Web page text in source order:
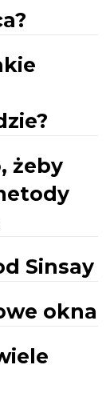
żeby
Sinsay
okna